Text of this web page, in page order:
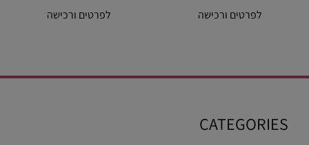
לפרטים ורכישה לפרטים ורכישה
CATEGORIES